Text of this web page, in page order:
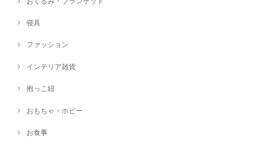
寝具
ファッション
インテリア雑貨
抱っこ紐
おもちゃ・ホビー
お食事